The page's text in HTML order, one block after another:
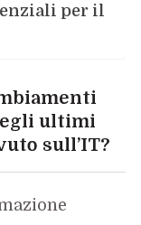
per il
ultimi
sull’IT?